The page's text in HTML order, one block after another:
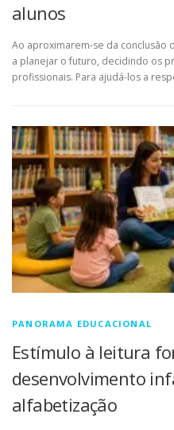
alunos
Ao aproximarem-se da conclusão
a planejar o futuro, decidindo os
profissionais. Para ajudá-los a
PANORAMA EDUCACIONAL
Estímulo à leitura
desenvolvimento
alfabetização